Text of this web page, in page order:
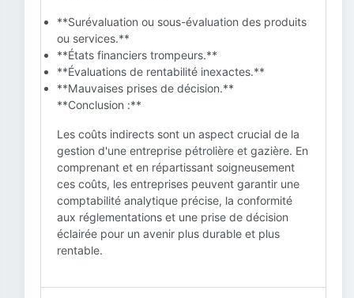
**Surévaluation ou sous-évaluation des produits
ou services.**
**États financiers trompeurs.**
**Évaluations de rentabilité inexactes.**
**Mauvaises prises de décision.**
**Conclusion :**
Les coûts indirects sont un aspect crucial de la
gestion d'une entreprise pétrolière et gazière. En
comprenant et en répartissant soigneusement
ces coûts, les entreprises peuvent garantir une
comptabilité analytique précise, la conformité
aux réglementations et une prise de décision
éclairée pour un avenir plus durable et plus
rentable.